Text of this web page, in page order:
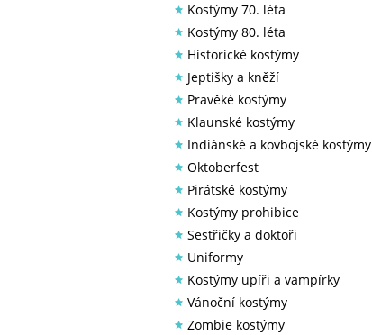
Kostýmy 70. léta
Kostýmy 80. léta
Historické kostýmy
Jeptišky a kněží
Pravěké kostýmy
Klaunské kostýmy
Indiánské a kovbojské kostýmy
Oktoberfest
Pirátské kostýmy
Kostýmy prohibice
Sestřičky a doktoři
Uniformy
Kostýmy upíři a vampírky
Vánoční kostýmy
Zombie kostýmy